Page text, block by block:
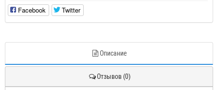
Facebook Twitter
Описание
Отзывов (0)